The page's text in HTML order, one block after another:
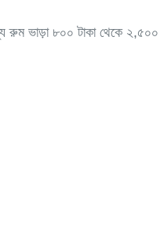
রুম ভাড়া ৮০০ টাকা থেকে